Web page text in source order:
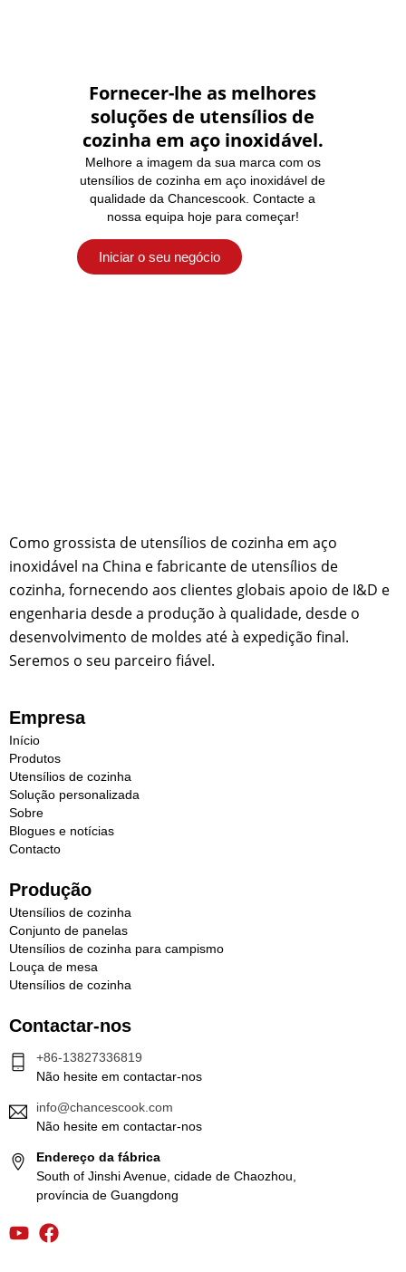
a
d
a
e
m
p
r
e
s
a
Fornecer-lhe as melhores
soluções de utensílios de
cozinha em aço inoxidável.
Melhore a imagem da sua marca com os
utensílios de cozinha em aço inoxidável de
qualidade da Chancescook. Contacte a
nossa equipa hoje para começar!
Iniciar o seu negócio
Como grossista de utensílios de cozinha em aço
inoxidável na China e fabricante de utensílios de
cozinha, fornecendo aos clientes globais apoio de I&D e
engenharia desde a produção à qualidade, desde o
desenvolvimento de moldes até à expedição final.
Seremos o seu parceiro fiável.
Empresa
Início
Produtos
Utensílios de cozinha
Solução personalizada
Sobre
Blogues e notícias
Contacto
Produção
Utensílios de cozinha
Conjunto de panelas
Utensílios de cozinha para campismo
Louça de mesa
Utensílios de cozinha
Contactar-nos
+86-13827336819
Não hesite em contactar-nos
info@chancescook.com
Não hesite em contactar-nos
Endereço da fábrica
South of Jinshi Avenue, cidade de Chaozhou,
província de Guangdong